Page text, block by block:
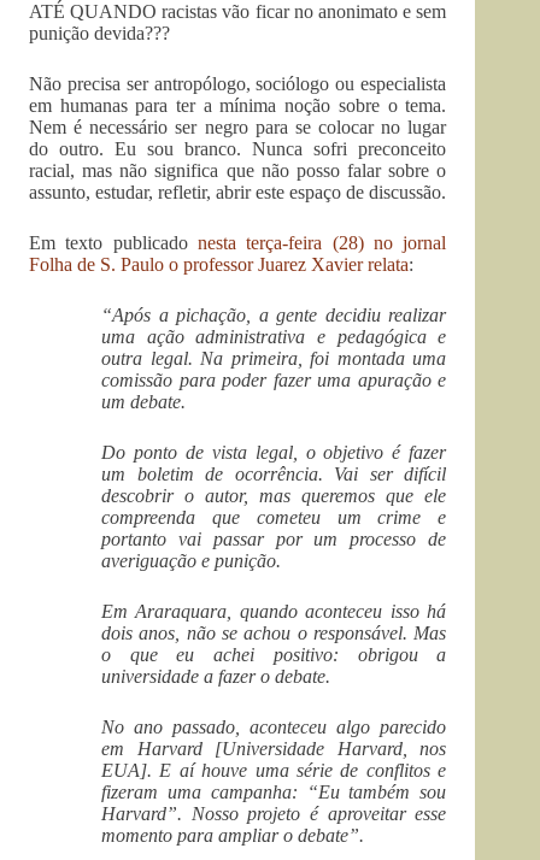
ATÉ QUANDO racistas vão ficar no anonimato e sem
punição devida???
Não precisa ser antropólogo, sociólogo ou especialista
em humanas para ter a mínima noção sobre o tema.
Nem é necessário ser negro para se colocar no lugar
do outro. Eu sou branco. Nunca sofri preconceito
racial, mas não significa que não posso falar sobre o
assunto, estudar, refletir, abrir este espaço de discussão.
Em texto publicado nesta terça-feira (28) no jornal
Folha de S. Paulo o professor Juarez Xavier relata:
“Após a pichação, a gente decidiu realizar
uma ação administrativa e pedagógica e
outra legal. Na primeira, foi montada uma
comissão para poder fazer uma apuração e
um debate.
Do ponto de vista legal, o objetivo é fazer
um boletim de ocorrência. Vai ser difícil
descobrir o autor, mas queremos que ele
compreenda que cometeu um crime e
portanto vai passar por um processo de
averiguação e punição.
Em Araraquara, quando aconteceu isso há
dois anos, não se achou o responsável. Mas
o que eu achei positivo: obrigou a
universidade a fazer o debate.
No ano passado, aconteceu algo parecido
em Harvard [Universidade Harvard, nos
EUA]. E aí houve uma série de conflitos e
fizeram uma campanha: “Eu também sou
Harvard”. Nosso projeto é aproveitar esse
momento para ampliar o debate”.